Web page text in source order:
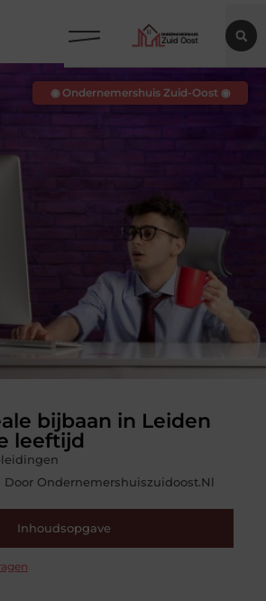
bijbaan in Leiden
leeftijd
Door Ondernemershuiszuidoost.nl
Inhoudsopgave
◉ Ondernemershuis Zuid-Oost ◉